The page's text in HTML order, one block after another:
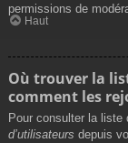
permissions de
Haut
Où trouver la
comment les
Pour consulter la
d’utilisateurs depuis